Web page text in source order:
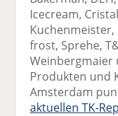
Icecream,
Kuchenmeister,
frost, Sprehe,
Weinbergmaier
Produkten und
Amsterdam
aktuellen TK-